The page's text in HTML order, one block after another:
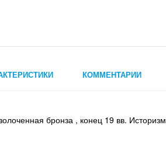
КОММЕНТАРИИ
бронза , конец 19 вв. Историзм